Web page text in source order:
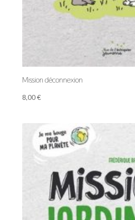
Mission déconnexion
8,00€